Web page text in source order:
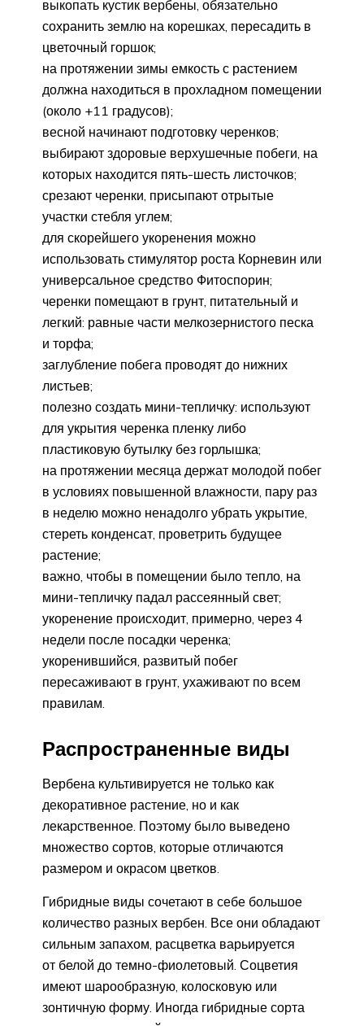
выкопать кустик вербены, обязательно
сохранить землю на корешках, пересадить в
цветочный горшок;
на протяжении зимы емкость с растением
должна находиться в прохладном помещении
(около +11 градусов);
весной начинают подготовку черенков;
выбирают здоровые верхушечные побеги, на
которых находится пять-шесть листочков;
срезают черенки, присыпают отрытые
участки стебля углем;
для скорейшего укоренения можно
использовать стимулятор роста Корневин или
универсальное средство Фитоспорин;
черенки помещают в грунт, питательный и
легкий: равные части мелкозернистого песка
и торфа;
заглубление побега проводят до нижних
листьев;
полезно создать мини-тепличку: используют
для укрытия черенка пленку либо
пластиковую бутылку без горлышка;
на протяжении месяца держат молодой побег
в условиях повышенной влажности, пару раз
в неделю можно ненадолго убрать укрытие,
стереть конденсат, проветрить будущее
растение;
важно, чтобы в помещении было тепло, на
мини-тепличку падал рассеянный свет;
укоренение происходит, примерно, через 4
недели после посадки черенка;
укоренившийся, развитый побег
пересаживают в грунт, ухаживают по всем
правилам.
Распространенные виды
Вербена культивируется не только как
декоративное растение, но и как
лекарственное. Поэтому было выведено
множество сортов, которые отличаются
размером и окрасом цветков.
Гибридные виды сочетают в себе большое
количество разных вербен. Все они обладают
сильным запахом, расцветка варьируется
от белой до темно-фиолетовый. Соцветия
имеют шарообразную, колосковую или
зонтичную форму. Иногда гибридные сорта